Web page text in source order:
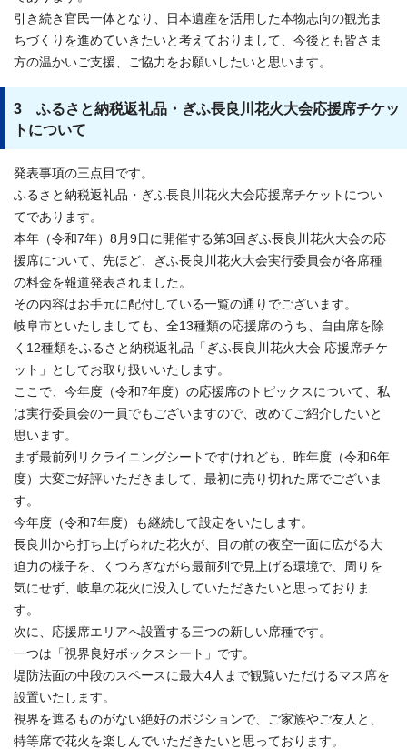
引き続き官民一体となり、日本遺産を活用した本物志向の観光ま
ちづくりを進めていきたいと考えておりまして、今後とも皆さま
方の温かいご支援、ご協力をお願いしたいと思います。
3 ふるさと納税返礼品・ぎふ長良川花火大会応援席チケッ
トについて
発表事項の三点目です。
ふるさと納税返礼品・ぎふ長良川花火大会応援席チケットについ
てであります。
本年（令和7年）8月9日に開催する第3回ぎふ長良川花火大会の応
援席について、先ほど、ぎふ長良川花火大会実行委員会が各席種
の料金を報道発表されました。
その内容はお手元に配付している一覧の通りでございます。
岐阜市といたしましても、全13種類の応援席のうち、自由席を除
く12種類をふるさと納税返礼品「ぎふ長良川花火大会 応援席チケ
ット」としてお取り扱いいたします。
ここで、今年度（令和7年度）の応援席のトピックスについて、私
は実行委員会の一員でもございますので、改めてご紹介したいと
思います。
まず最前列リクライニングシートですけれども、昨年度（令和6年
度）大変ご好評いただきまして、最初に売り切れた席でございま
す。
今年度（令和7年度）も継続して設定をいたします。
長良川から打ち上げられた花火が、目の前の夜空一面に広がる大
迫力の様子を、くつろぎながら最前列で見上げる環境で、周りを
気にせず、岐阜の花火に没入していただきたいと思っておりま
す。
次に、応援席エリアへ設置する三つの新しい席種です。
一つは「視界良好ボックスシート」です。
堤防法面の中段のスペースに最大4人まで観覧いただけるマス席を
設置いたします。
視界を遮るものがない絶好のポジションで、ご家族やご友人と、
特等席で花火を楽しんでいただきたいと思っております。